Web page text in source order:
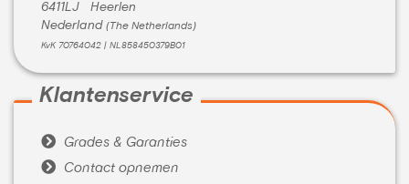
6411LJ Heerlen
Nederland (The Netherlands)
KvK 70764042 | NL858450379B01
Klantenservice
 Grades & Garanties
 Contact opnemen